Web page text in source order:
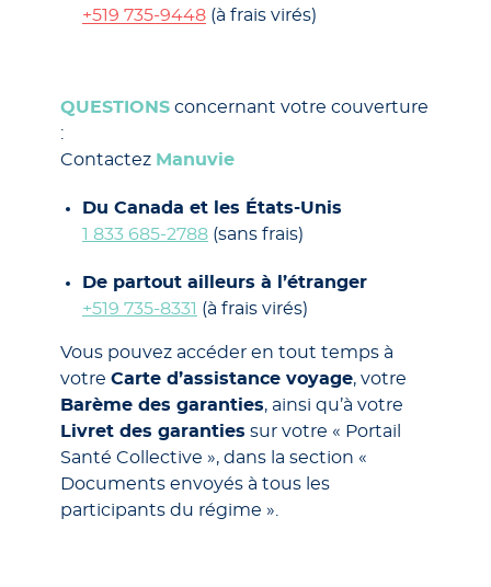
+519 735-9448 (à frais virés)
QUESTIONS concernant votre couverture
:
Contactez Manuvie
Du Canada et les États-Unis
1 833 685-2788 (sans frais)
De partout ailleurs à l’étranger
+519 735-8331 (à frais virés)
Vous pouvez accéder en tout temps à
votre Carte d’assistance voyage, votre
Barème des garanties, ainsi qu’à votre
Livret des garanties sur votre « Portail
Santé Collective », dans la section «
Documents envoyés à tous les
participants du régime ».